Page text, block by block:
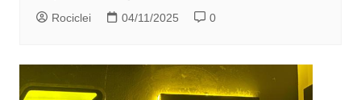
Rociclei 04/11/2025 0